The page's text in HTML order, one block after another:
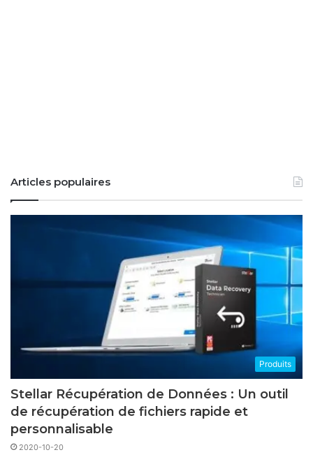
Articles populaires
Produits
Stellar Récupération de Données : Un outil
de récupération de fichiers rapide et
personnalisable
2020-10-20